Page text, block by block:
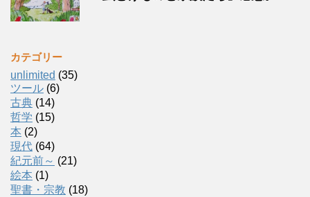
カテゴリー
unlimited (35)
ツール (6)
古典 (14)
哲学 (15)
本 (2)
現代 (64)
紀元前～ (21)
絵本 (1)
聖書・宗教 (18)